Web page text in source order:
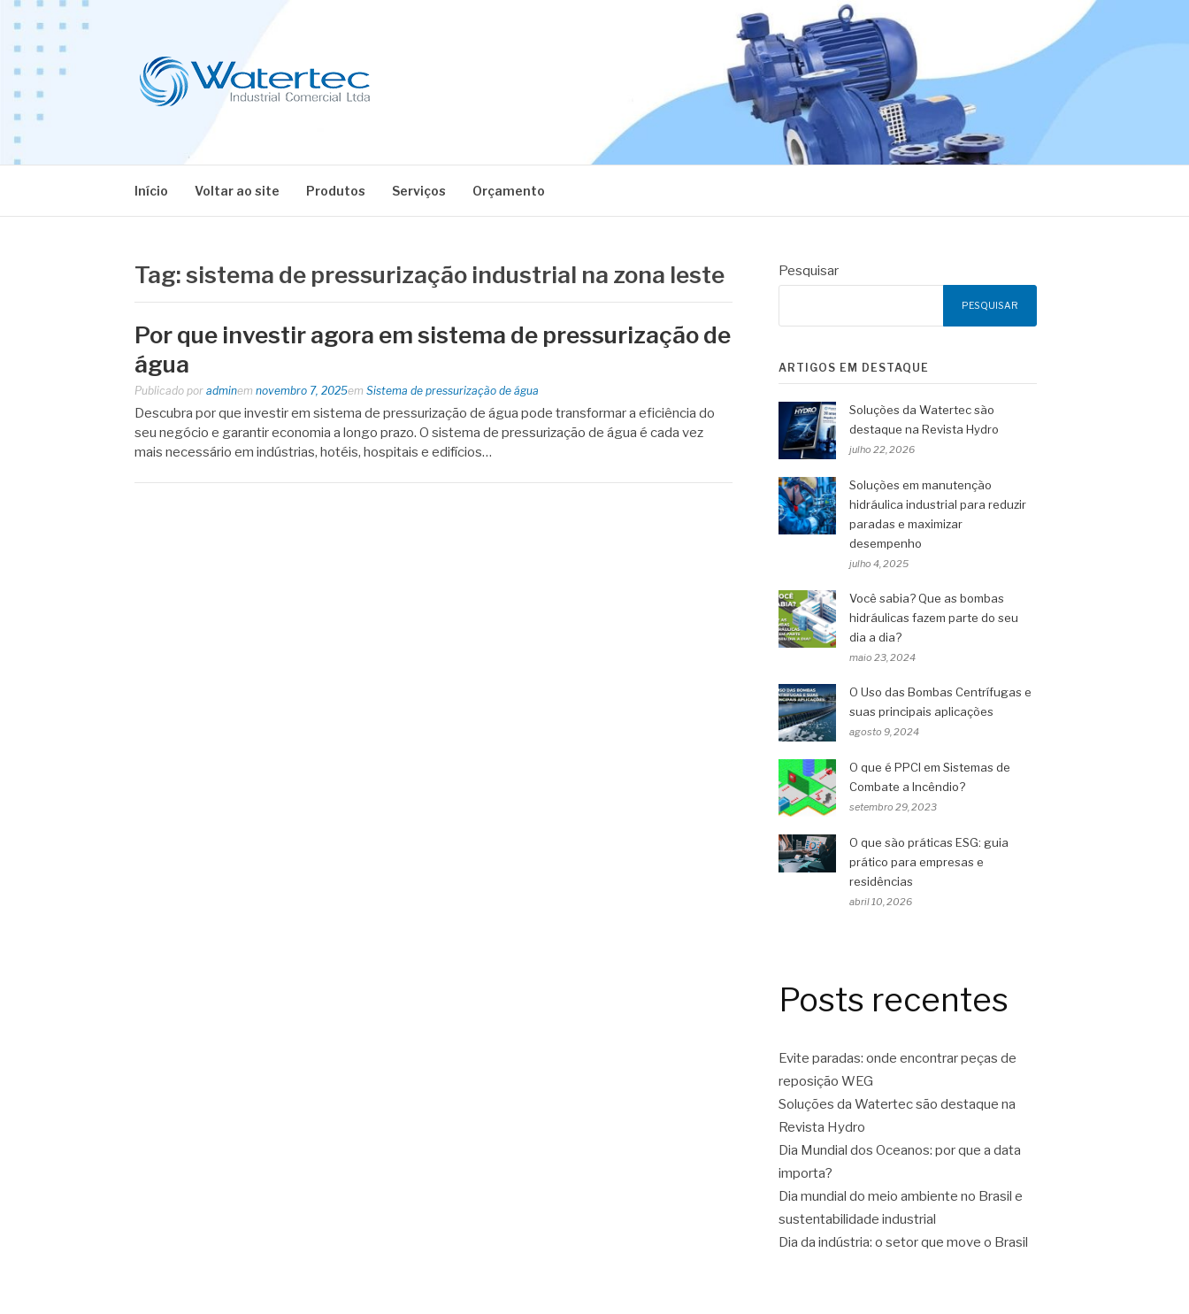
Pular
para
conteúdo
Início Voltar ao site Produtos Serviços Orçamento
Tag:sistema de pressurização industrial na zona leste
Por que investir agora em sistema de pressurização de
água
Publicado por adminem novembro 7, 2025em Sistema de pressurização de água
Descubra por que investir em sistema de pressurização de água pode transformar a eficiência do
seu negócio e garantir economia a longo prazo. O sistema de pressurização de água é cada vez
mais necessário em indústrias, hotéis, hospitais e edifícios…
Pesquisar
PESQUISAR
ARTIGOS EM DESTAQUE
Soluções da Watertec são
destaque na Revista Hydro
julho 22, 2026
Soluções em manutenção
hidráulica industrial para reduzir
paradas e maximizar
desempenho
julho 4, 2025
Você sabia? Que as bombas
hidráulicas fazem parte do seu
dia a dia?
maio 23, 2024
O Uso das Bombas Centrífugas e
suas principais aplicações
agosto 9, 2024
O que é PPCI em Sistemas de
Combate a Incêndio?
setembro 29, 2023
O que são práticas ESG: guia
prático para empresas e
residências
abril 10, 2026
Posts recentes
Evite paradas: onde encontrar peças de
reposição WEG
Soluções da Watertec são destaque na
Revista Hydro
Dia Mundial dos Oceanos: por que a data
importa?
Dia mundial do meio ambiente no Brasil e
sustentabilidade industrial
Dia da indústria: o setor que move o Brasil